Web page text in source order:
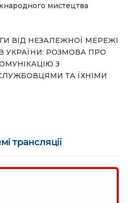
мистецтва
ВІД НЕЗАЛЕЖНОЇ МЕРЕЖІ
УКРАЇНИ: РОЗМОВА ПРО
З
ТА ЇХНІМИ
трансляції